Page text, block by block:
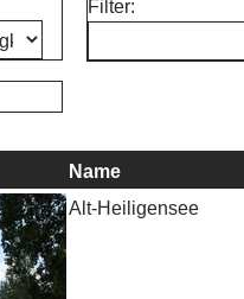
Filter:
Name
Alt-Heiligensee